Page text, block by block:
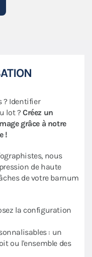
? Identifier
lot ?Créez un
grâce à notre
!
nous
de haute
de votre barnum
la configuration
: un
ou l'ensemble des